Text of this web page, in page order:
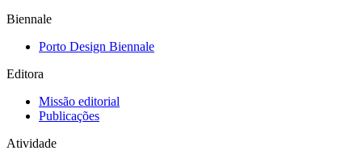
Biennale
Porto Design Biennale
Editora
Missão editorial
Publicações
Atividade